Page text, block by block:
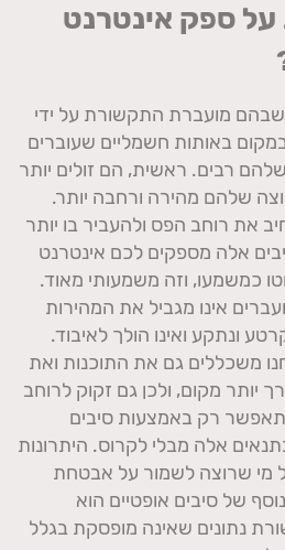
ספק אינטרנט
שבהם מועברת התקשורת על ידי
באותות חשמליים שעוברים
רבים. ראשית, הם זולים יותר
שלהם מהירה ורחבה יותר.
את רוחב הפס ולהעביר בו יותר
אלה מספקים לכם אינטרנט
כמשמעו, וזה משמעותי מאוד.
אינו מגביל את המהירות
ונתקע ואינו הולך לאיבוד.
משכללים גם את התוכנות ואת
יותר מקום, ולכן גם זקוק לרוחב
רק באמצעות סיבים
אלה מבלי לקרוס. היתרונות
מי שרוצה לשמור על אבטחת
של סיבים אופטיים הוא
נתונים שאינה מופסקת בגלל